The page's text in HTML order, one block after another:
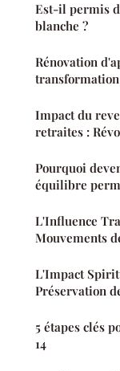
Est-il permis
blanche ?
Rénovation
Impact du
retraites :
Pourquoi
équilibre
L'Influence
Mouvements
L'Impact
Préservation
5 étapes clés
14